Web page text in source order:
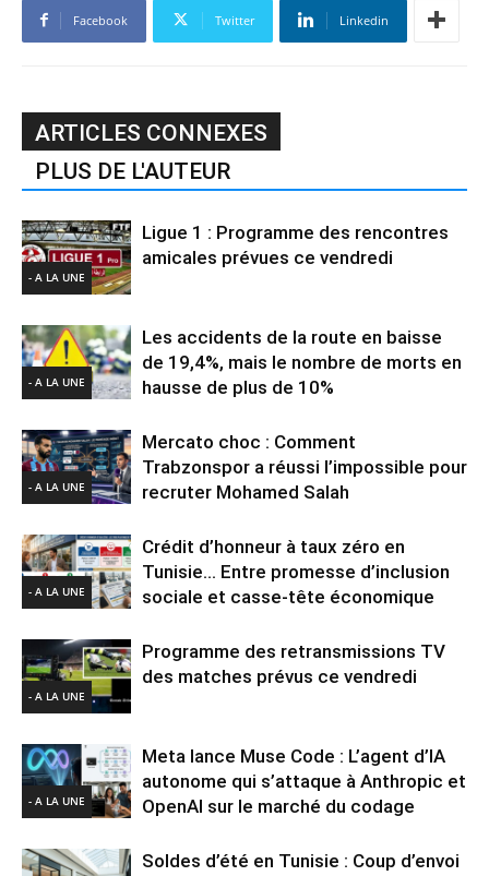
Facebook Twitter Linkedin
ARTICLES CONNEXES
PLUS DE L'AUTEUR
- A LA UNE
Ligue 1 : Programme des rencontres
amicales prévues ce vendredi
- A LA UNE
Les accidents de la route en baisse
de 19,4%, mais le nombre de morts en
hausse de plus de 10%
- A LA UNE
Mercato choc : Comment
Trabzonspor a réussi l’impossible pour
recruter Mohamed Salah
- A LA UNE
Crédit d’honneur à taux zéro en
Tunisie… Entre promesse d’inclusion
sociale et casse-tête économique
- A LA UNE
Programme des retransmissions TV
des matches prévus ce vendredi
- A LA UNE
Meta lance Muse Code : L’agent d’IA
autonome qui s’attaque à Anthropic et
OpenAI sur le marché du codage
Soldes d’été en Tunisie : Coup d’envoi